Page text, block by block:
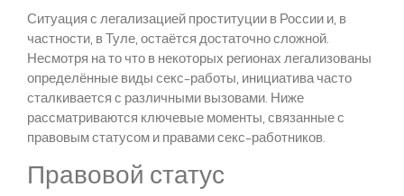
Ситуация с легализацией проституции в России и, в
частности, в Туле, остаётся достаточно сложной.
Несмотря на то что в некоторых регионах легализованы
определённые виды секс-работы, инициатива часто
сталкивается с различными вызовами. Ниже
рассматриваются ключевые моменты, связанные с
правовым статусом и правами секс-работников.
Правовой статус